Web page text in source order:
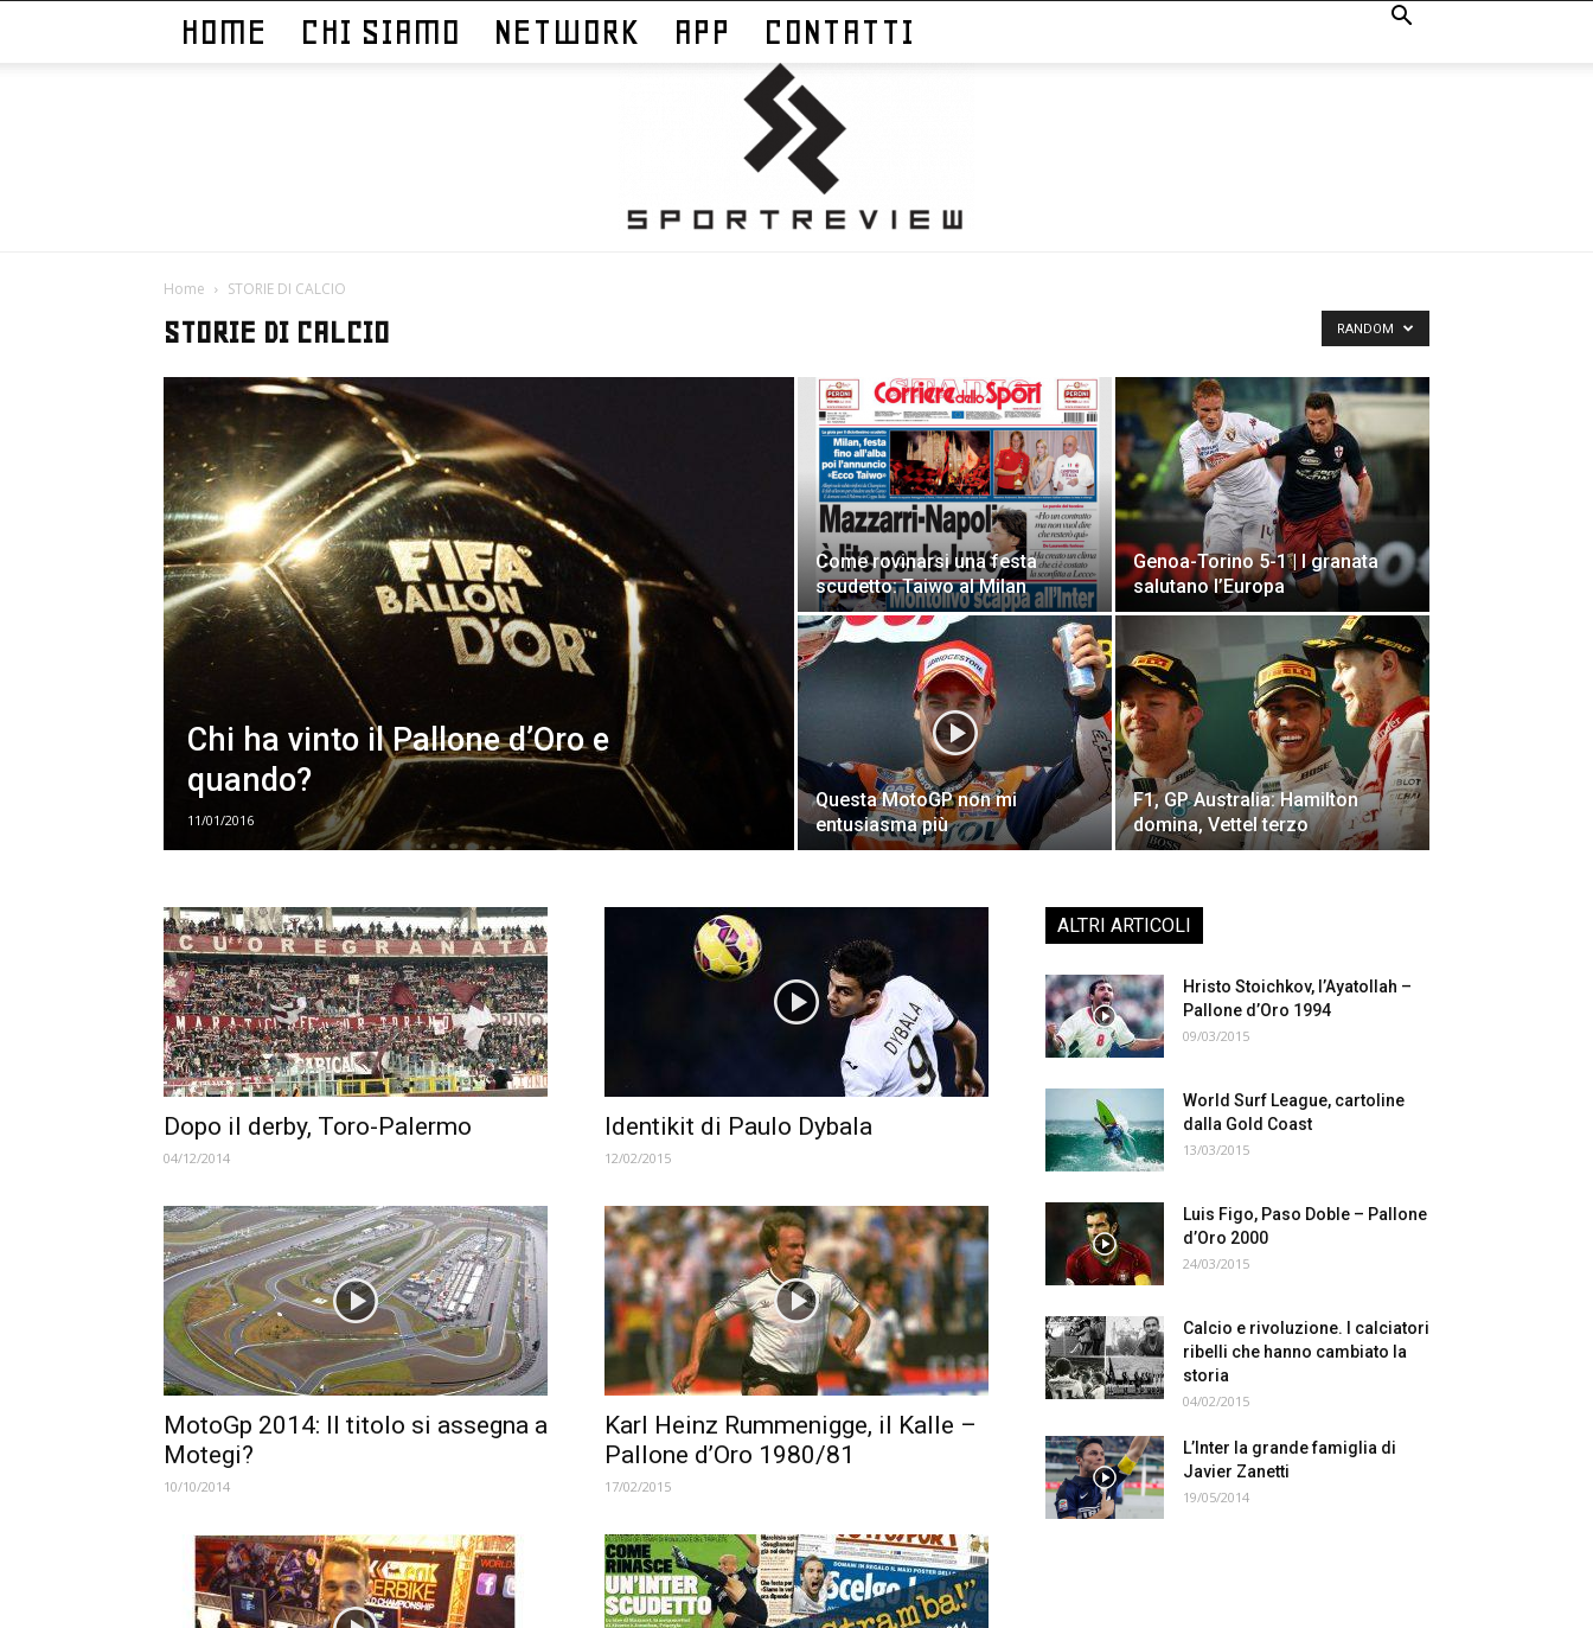
HOME CHI SIAMO NETWORK APP CONTATTI
Home STORIE DI CALCIO
STORIE DI CALCIO RANDOM
Chi ha vinto il Pallone d’Oro e
quando?
11/01/2016
Come rovinarsi una festa
scudetto: Taiwo al Milan
Genoa-Torino 5-1 | I granata
salutano l’Europa
Questa MotoGP non mi
entusiasma più
F1, GP Australia: Hamilton
domina, Vettel terzo
Dopo il derby, Toro-Palermo
04/12/2014
Identikit di Paulo Dybala
12/02/2015
MotoGp 2014: Il titolo si assegna a
Motegi?
10/10/2014
Karl Heinz Rummenigge, il Kalle –
Pallone d’Oro 1980/81
17/02/2015
ALTRI ARTICOLI
Hristo Stoichkov, l’Ayatollah –
Pallone d’Oro 1994
09/03/2015
World Surf League, cartoline
dalla Gold Coast
13/03/2015
Luis Figo, Paso Doble – Pallone
d’Oro 2000
24/03/2015
Calcio e rivoluzione. I calciatori
ribelli che hanno cambiato la
storia
04/02/2015
L’Inter la grande famiglia di
Javier Zanetti
19/05/2014